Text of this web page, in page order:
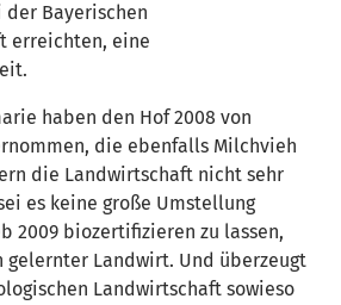
der Bayerischen
erreichten, eine
haben den Hof 2008 von
die ebenfalls Milchvieh
die Landwirtschaft nicht sehr
es keine große Umstellung
2009 biozertifizieren zu lassen,
gelernter Landwirt. Und überzeugt
Landwirtschaft sowieso